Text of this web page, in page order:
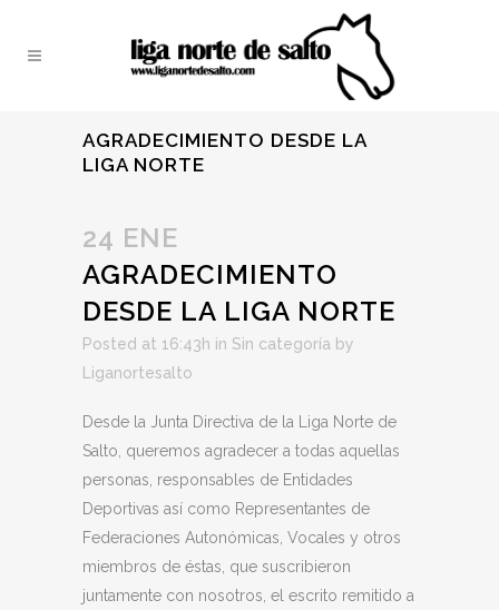
AGRADECIMIENTO DESDE LA
LIGA NORTE
24 ENE
AGRADECIMIENTO
DESDE LA LIGA NORTE
Posted at 16:43h in Sin categoría by
Liganortesalto
Desde la Junta Directiva de la Liga Norte de
Salto, queremos agradecer a todas aquellas
personas, responsables de Entidades
Deportivas así como Representantes de
Federaciones Autonómicas, Vocales y otros
miembros de éstas, que suscribieron
juntamente con nosotros, el escrito remitido a